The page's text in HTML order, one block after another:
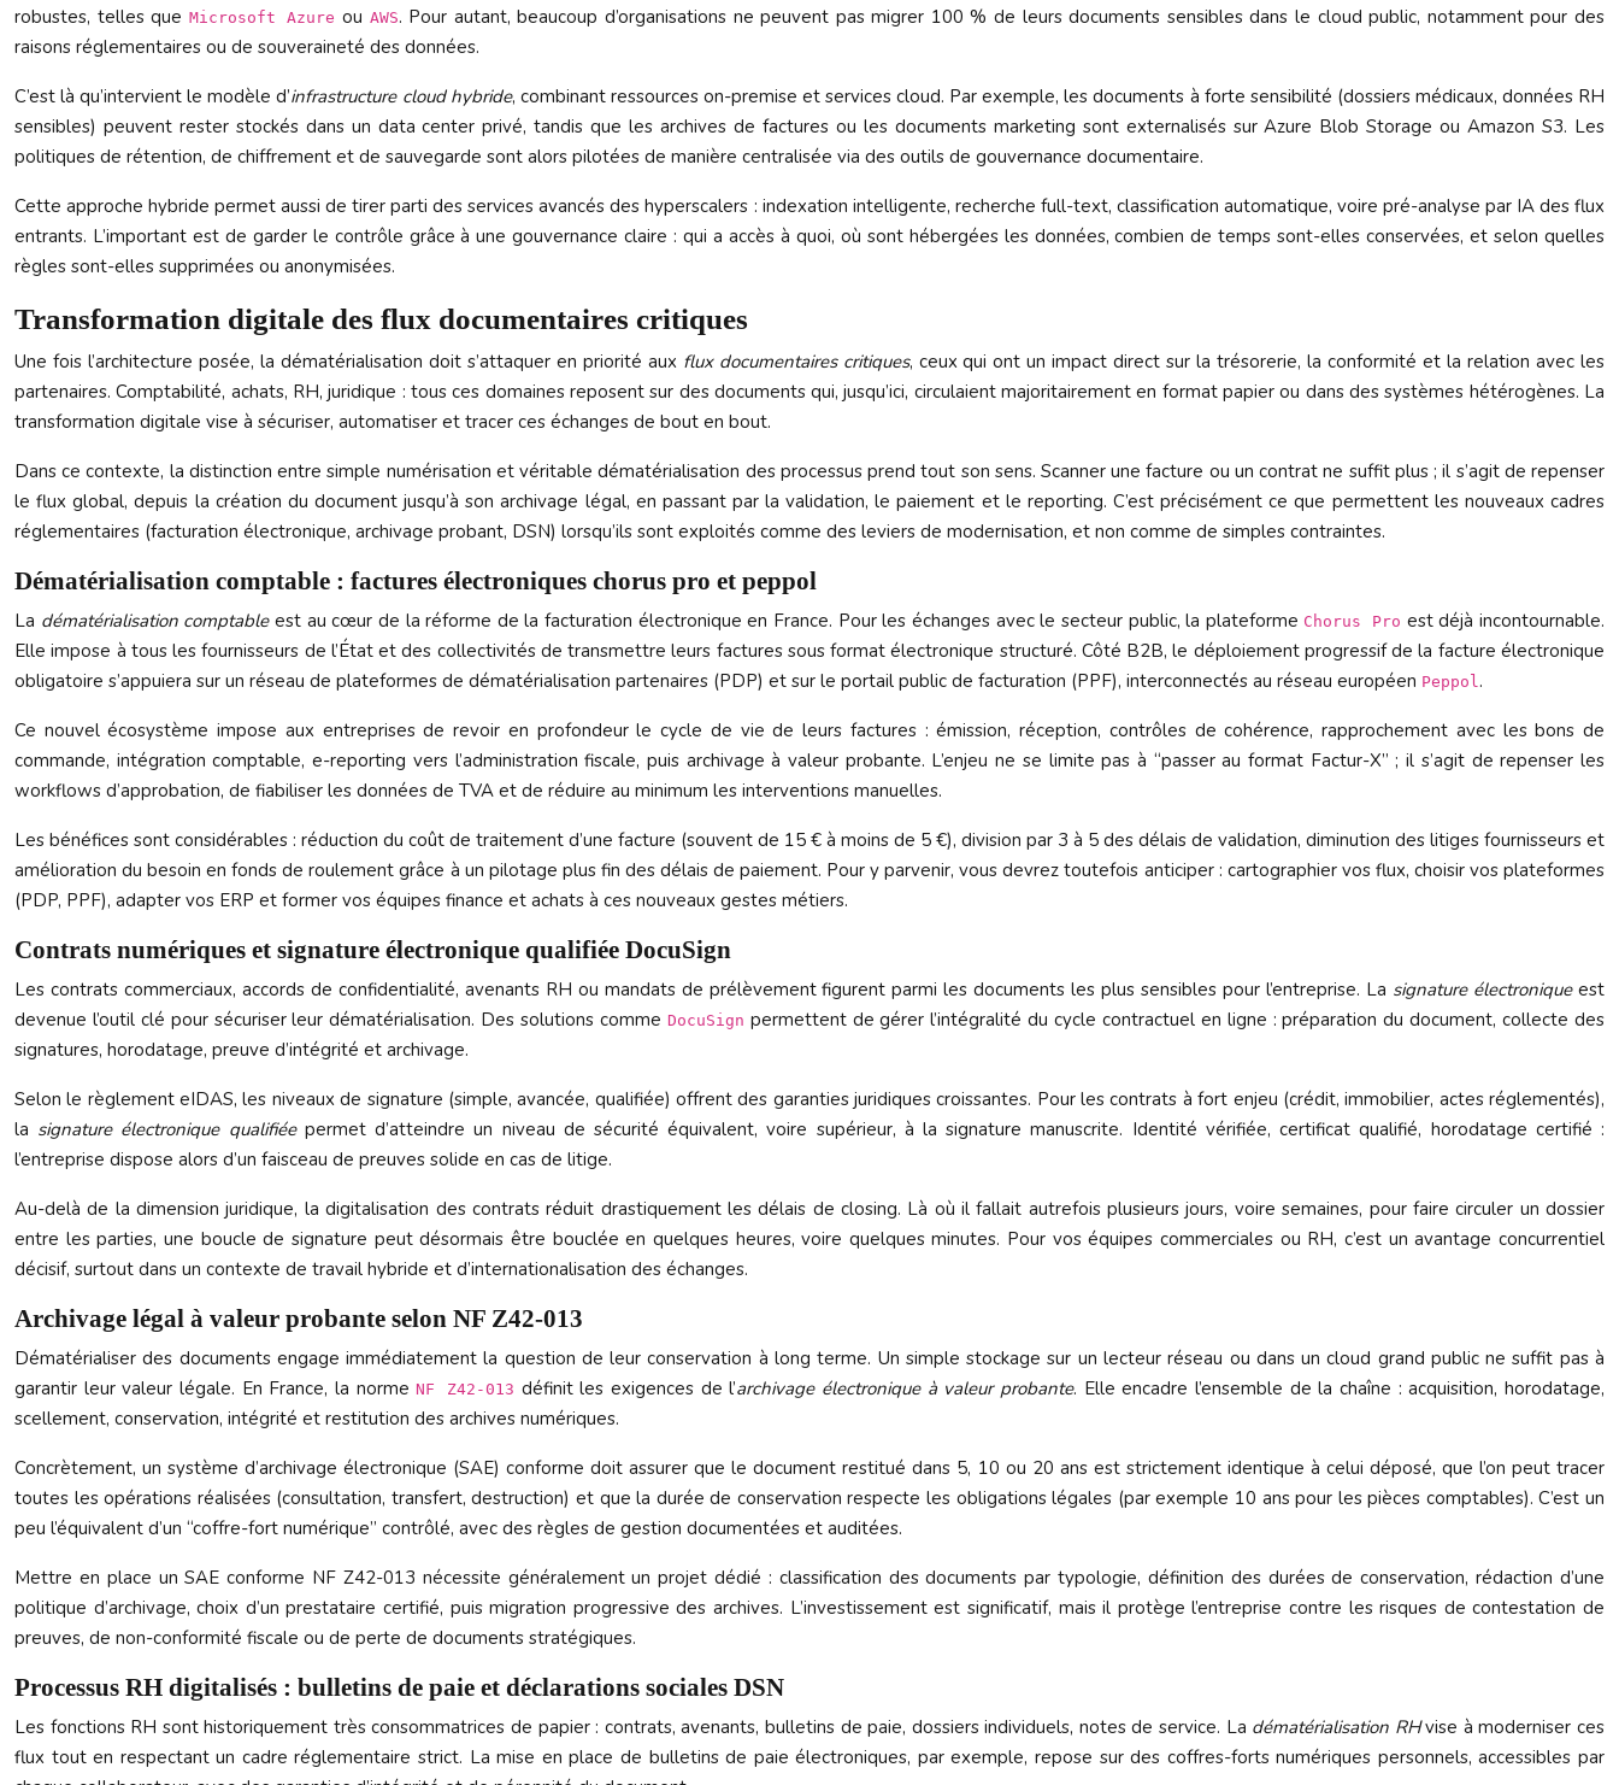
robustes, telles que Microsoft Azure ou AWS. Pour autant, beaucoup d’organisations ne peuvent pas migrer 100 % de leurs documents sensibles dans le cloud public, notamment pour des
raisons réglementaires ou de souveraineté des données.
C’est là qu’intervient le modèle d’infrastructure cloud hybride, combinant ressources on-premise et services cloud. Par exemple, les documents à forte sensibilité (dossiers médicaux, données RH
sensibles) peuvent rester stockés dans un data center privé, tandis que les archives de factures ou les documents marketing sont externalisés sur Azure Blob Storage ou Amazon S3. Les
politiques de rétention, de chiffrement et de sauvegarde sont alors pilotées de manière centralisée via des outils de gouvernance documentaire.
Cette approche hybride permet aussi de tirer parti des services avancés des hyperscalers : indexation intelligente, recherche full-text, classification automatique, voire pré-analyse par IA des flux
entrants. L’important est de garder le contrôle grâce à une gouvernance claire : qui a accès à quoi, où sont hébergées les données, combien de temps sont-elles conservées, et selon quelles
règles sont-elles supprimées ou anonymisées.
Transformation digitale des flux documentaires critiques
Une fois l’architecture posée, la dématérialisation doit s’attaquer en priorité aux flux documentaires critiques, ceux qui ont un impact direct sur la trésorerie, la conformité et la relation avec les
partenaires. Comptabilité, achats, RH, juridique : tous ces domaines reposent sur des documents qui, jusqu’ici, circulaient majoritairement en format papier ou dans des systèmes hétérogènes. La
transformation digitale vise à sécuriser, automatiser et tracer ces échanges de bout en bout.
Dans ce contexte, la distinction entre simple numérisation et véritable dématérialisation des processus prend tout son sens. Scanner une facture ou un contrat ne suffit plus ; il s’agit de repenser
le flux global, depuis la création du document jusqu’à son archivage légal, en passant par la validation, le paiement et le reporting. C’est précisément ce que permettent les nouveaux cadres
réglementaires (facturation électronique, archivage probant, DSN) lorsqu’ils sont exploités comme des leviers de modernisation, et non comme de simples contraintes.
Dématérialisation comptable : factures électroniques chorus pro et peppol
La dématérialisation comptableest au cœur de la réforme de la facturation électronique en France. Pour les échanges avec le secteur public, la plateforme Chorus Pro est déjà incontournable.
Elle impose à tous les fournisseurs de l’État et des collectivités de transmettre leurs factures sous format électronique structuré. Côté B2B, le déploiement progressif de la facture électronique
obligatoire s’appuiera sur un réseau de plateformes de dématérialisation partenaires (PDP) et sur le portail public de facturation (PPF), interconnectés au réseau européen Peppol.
Ce nouvel écosystème impose aux entreprises de revoir en profondeur le cycle de vie de leurs factures : émission, réception, contrôles de cohérence, rapprochement avec les bons de
commande, intégration comptable, e-reporting vers l’administration fiscale, puis archivage à valeur probante. L’enjeu ne se limite pas à “passer au format Factur-X” ; il s’agit de repenser les
workflows d’approbation, de fiabiliser les données de TVA et de réduire au minimum les interventions manuelles.
Les bénéfices sont considérables : réduction du coût de traitement d’une facture (souvent de 15 € à moins de 5 €), division par 3 à 5 des délais de validation, diminution des litiges fournisseurs et
amélioration du besoin en fonds de roulement grâce à un pilotage plus fin des délais de paiement. Pour y parvenir, vous devrez toutefois anticiper : cartographier vos flux, choisir vos plateformes
(PDP, PPF), adapter vos ERP et former vos équipes finance et achats à ces nouveaux gestes métiers.
Contrats numériques et signature électronique qualifiée DocuSign
Les contrats commerciaux, accords de confidentialité, avenants RH ou mandats de prélèvement figurent parmi les documents les plus sensibles pour l’entreprise. La signature électroniqueest
devenue l’outil clé pour sécuriser leur dématérialisation. Des solutions comme DocuSign permettent de gérer l’intégralité du cycle contractuel en ligne : préparation du document, collecte des
signatures, horodatage, preuve d’intégrité et archivage.
Selon le règlement eIDAS, les niveaux de signature (simple, avancée, qualifiée) offrent des garanties juridiques croissantes. Pour les contrats à fort enjeu (crédit, immobilier, actes réglementés),
la signature électronique qualifiéepermet d’atteindre un niveau de sécurité équivalent, voire supérieur, à la signature manuscrite. Identité vérifiée, certificat qualifié, horodatage certifié :
l’entreprise dispose alors d’un faisceau de preuves solide en cas de litige.
Au-delà de la dimension juridique, la digitalisation des contrats réduit drastiquement les délais de closing. Là où il fallait autrefois plusieurs jours, voire semaines, pour faire circuler un dossier
entre les parties, une boucle de signature peut désormais être bouclée en quelques heures, voire quelques minutes. Pour vos équipes commerciales ou RH, c’est un avantage concurrentiel
décisif, surtout dans un contexte de travail hybride et d’internationalisation des échanges.
Archivage légal à valeur probante selon NF Z42-013
Dématérialiser des documents engage immédiatement la question de leur conservation à long terme. Un simple stockage sur un lecteur réseau ou dans un cloud grand public ne suffit pas à
garantir leur valeur légale. En France, la normeNF Z42-013 définit les exigences de l’archivage électronique à valeur probante. Elle encadre l’ensemble de la chaîne : acquisition, horodatage,
scellement, conservation, intégrité et restitution des archives numériques.
Concrètement, un système d’archivage électronique (SAE) conforme doit assurer que le document restitué dans 5, 10 ou 20 ans est strictement identique à celui déposé, que l’on peut tracer
toutes les opérations réalisées (consultation, transfert, destruction) et que la durée de conservation respecte les obligations légales (par exemple 10 ans pour les pièces comptables). C’est un
peu l’équivalent d’un “coffre-fort numérique” contrôlé, avec des règles de gestion documentées et auditées.
Mettre en place un SAE conforme NF Z42-013 nécessite généralement un projet dédié : classification des documents par typologie, définition des durées de conservation, rédaction d’une
politique d’archivage, choix d’un prestataire certifié, puis migration progressive des archives. L’investissement est significatif, mais il protège l’entreprise contre les risques de contestation de
preuves, de non-conformité fiscale ou de perte de documents stratégiques.
Processus RH digitalisés : bulletins de paie et déclarations sociales DSN
Les fonctions RH sont historiquement très consommatrices de papier : contrats, avenants, bulletins de paie, dossiers individuels, notes de service. La dématérialisation RHvise à moderniser ces
flux tout en respectant un cadre réglementaire strict. La mise en place de bulletins de paie électroniques, par exemple, repose sur des coffres-forts numériques personnels, accessibles par